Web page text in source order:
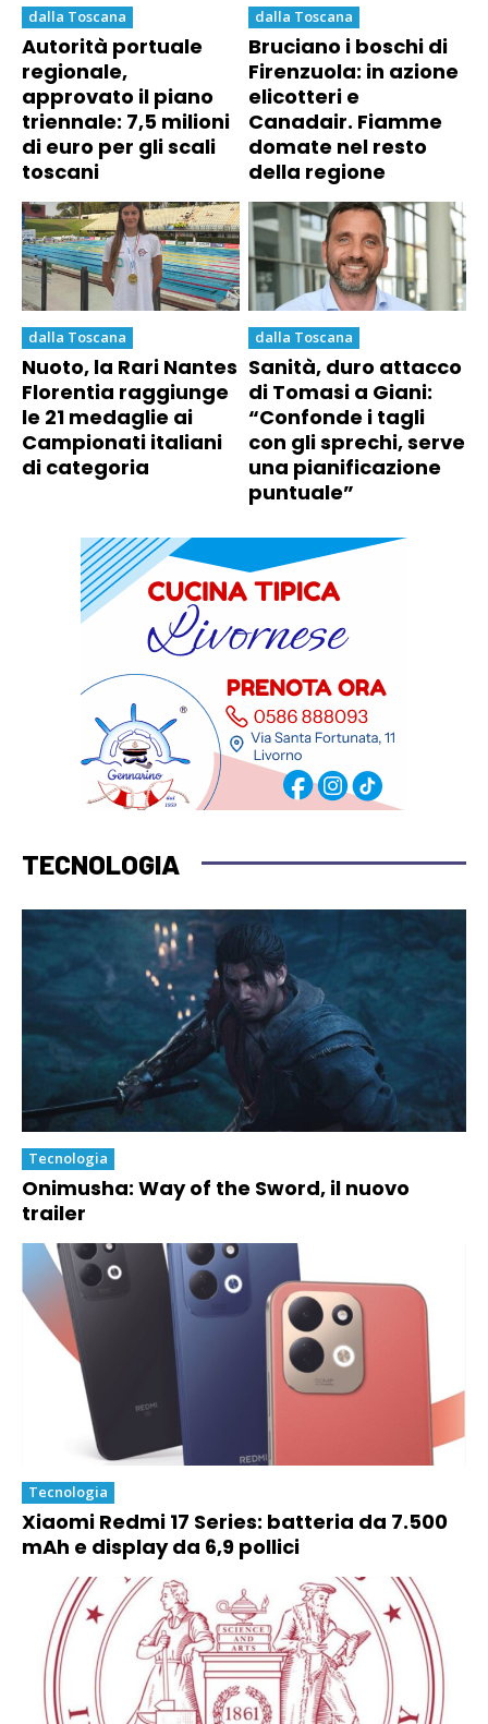
dalla Toscana
Autorità portuale
regionale,
approvato il piano
triennale: 7,5 milioni
di euro per gli scali
toscani
dalla Toscana
Bruciano i boschi di
Firenzuola: in azione
elicotteri e
Canadair. Fiamme
domate nel resto
della regione
dalla Toscana
Nuoto, la Rari Nantes
Florentia raggiunge
le 21 medaglie ai
Campionati italiani
di categoria
dalla Toscana
Sanità, duro attacco
di Tomasi a Giani:
“Confonde i tagli
con gli sprechi, serve
una pianificazione
puntuale”
TECNOLOGIA
Tecnologia
Onimusha: Way of the Sword, il nuovo
trailer
Tecnologia
Xiaomi Redmi 17 Series: batteria da 7.500
mAh e display da 6,9 pollici